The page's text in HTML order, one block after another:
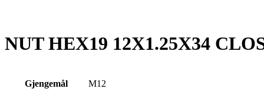
NUT HEX19 12X1.25X34
Gjengemål M12